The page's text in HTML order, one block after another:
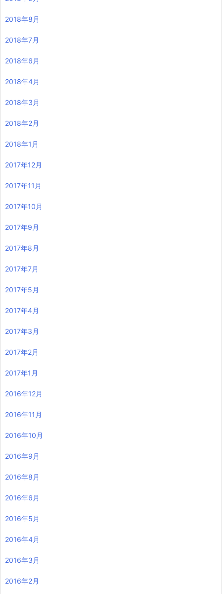
2018年8月
2018年7月
2018年6月
2018年4月
2018年3月
2018年2月
2018年1月
2017年12月
2017年11月
2017年10月
2017年9月
2017年8月
2017年7月
2017年5月
2017年4月
2017年3月
2017年2月
2017年1月
2016年12月
2016年11月
2016年10月
2016年9月
2016年8月
2016年6月
2016年5月
2016年4月
2016年3月
2016年2月